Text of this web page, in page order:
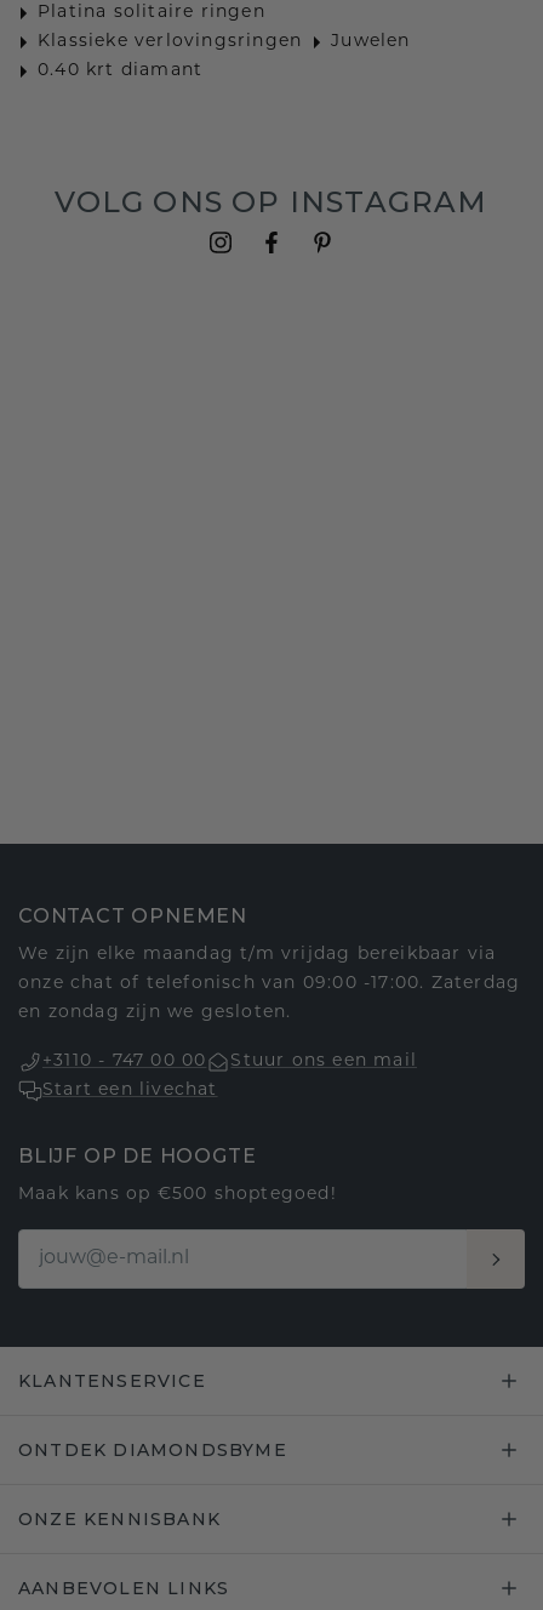
Platina solitaire ringen
Klassieke verlovingsringen
Juwelen
0.40 krt diamant
VOLG ONS OP INSTAGRAM
CONTACT OPNEMEN
We zijn elke maandag t/m vrijdag bereikbaar via
onze chat of telefonisch van 09:00 -17:00. Zaterdag
en zondag zijn we gesloten.
+3110 - 747 00 00
Stuur ons een mail
Start een livechat
BLIJF OP DE HOOGTE
Maak kans op €500 shoptegoed!
KLANTENSERVICE
ONTDEK DIAMONDSBYME
ONZE KENNISBANK
AANBEVOLEN LINKS